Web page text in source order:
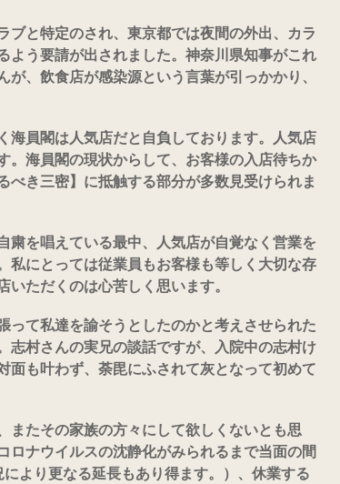
ブと特定のされ、東京都では夜間の外出、カラ
よう要請が出されました。 神奈川県知事がこれ
、飲食店が感染源という言葉が引っかかり、
員閣は人気店だと自負しております。
人気店
。 海員閣の現状からして、お客様の入店待ちか
べき三密】に抵触する部分が多数見受けられま
粛を唱えている最中、人気店が自覚なく営業を
私にとっては従業員もお客様も等しく大切な存
ただくのは心苦しく思います。
って私達を諭そうとしたのかと考えさせられた
志村さんの実兄の談話ですが、入院中の志村け
面も叶わず、荼毘にふされて灰となって初めて
またその家族の方々にして欲しくないとも思
ロナウイルスの沈静化がみられるまで当面の間
より更なる延長もあり得ます。）、休業する